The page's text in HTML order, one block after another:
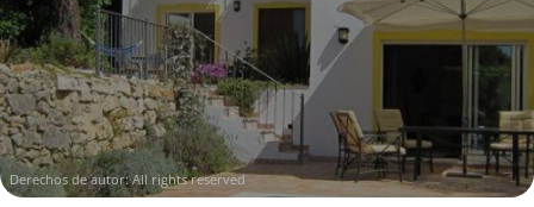
Derechos de autor: All rights reserved